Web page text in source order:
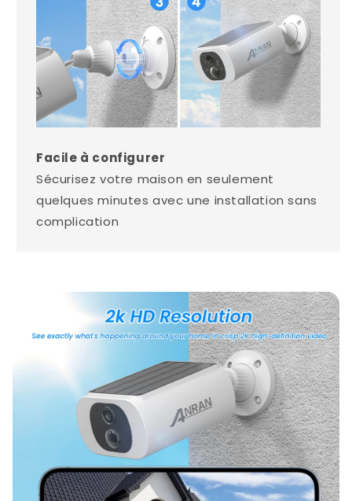
Facile à configurer
Sécurisez votre maison en seulement
quelques minutes avec une installation sans
complication